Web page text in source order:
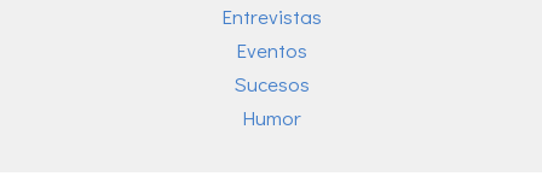
Entrevistas
Eventos
Sucesos
Humor